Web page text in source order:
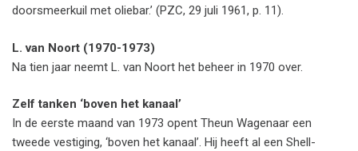
doorsmeerkuil met oliebar.’ (PZC, 29 juli 1961, p. 11).
L. van Noort (1970-1973)
Na tien jaar neemt L. van Noort het beheer in 1970 over.
Zelf tanken ‘boven het kanaal’
In de eerste maand van 1973 opent Theun Wagenaar een
tweede vestiging, ‘boven het kanaal’. Hij heeft al een Shell-